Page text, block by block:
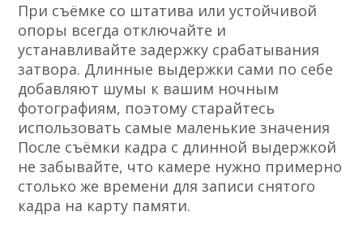
При съёмке со штатива или устойчивой
опоры всегда отключайте и
устанавливайте задержку срабатывания
затвора. Длинные выдержки сами по себе
добавляют шумы к вашим ночным
фотографиям, поэтому старайтесь
использовать самые маленькие значения
После съёмки кадра с длинной выдержкой
не забывайте, что камере нужно примерно
столько же времени для записи снятого
кадра на карту памяти.